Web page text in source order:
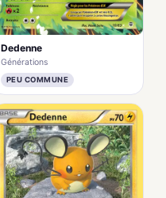
Dedenne
Générations
PEU COMMUNE